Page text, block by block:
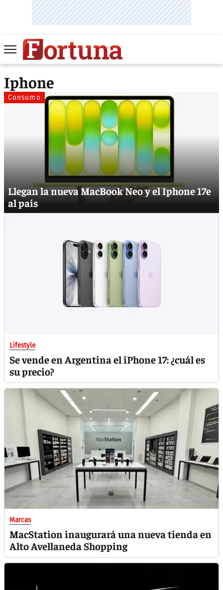
Iphone
Consumo
Llegan la nueva MacBook Neo y el Iphone 17e
al país
Lifestyle
Se vende en Argentina el iPhone 17: ¿cuál es
su precio?
Marcas
MacStation inaugurará una nueva tienda en
Alto Avellaneda Shopping